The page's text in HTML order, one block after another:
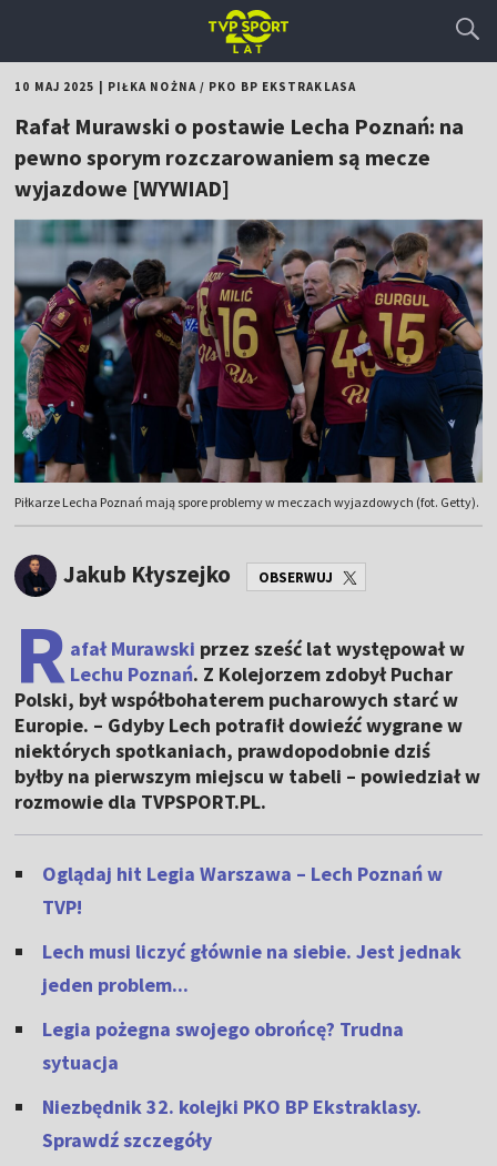
10 MAJ 2025 PIŁKA NOŻNA/ PKO BP EKSTRAKLASA
Rafał Murawski o postawie Lecha Poznań: na
pewno sporym rozczarowaniem są mecze
wyjazdowe [WYWIAD]
Piłkarze Lecha Poznań mają spore problemy w meczach wyjazdowych (fot. Getty).
Jakub Kłyszejko OBSERWUJ
R afał Murawski przez sześć lat występował w
Lechu Poznań. Z Kolejorzem zdobył Puchar
Polski, był współbohaterem pucharowych starć w
Europie. – Gdyby Lech potrafił dowieźć wygrane w
niektórych spotkaniach, prawdopodobnie dziś
byłby na pierwszym miejscu w tabeli – powiedział w
rozmowie dla TVPSPORT.PL.
Oglądaj hit Legia Warszawa – Lech Poznań w
TVP!
Lech musi liczyć głównie na siebie. Jest jednak
jeden problem...
Legia pożegna swojego obrońcę? Trudna
sytuacja
Niezbędnik 32. kolejki PKO BP Ekstraklasy.
Sprawdź szczegóły